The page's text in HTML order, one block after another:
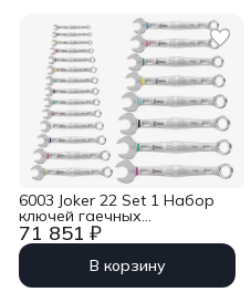
71 851 ₽
6003 Joker 22 Set 1 Набор
ключей гаечных
комбинированных, 22 пр.,
5.5 - 32 мм Wera WE-020232
В корзину